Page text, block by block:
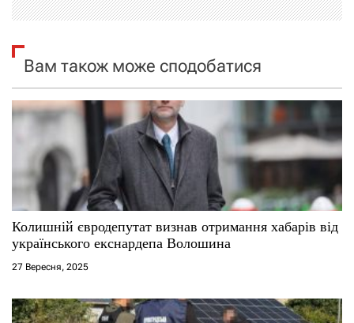
і
я
з
а
и
с
і
в
Вам також може сподобатися
Колишній євродепутат визнав отримання хабарів від
українського екснардепа Волошина
27 Вересня, 2025